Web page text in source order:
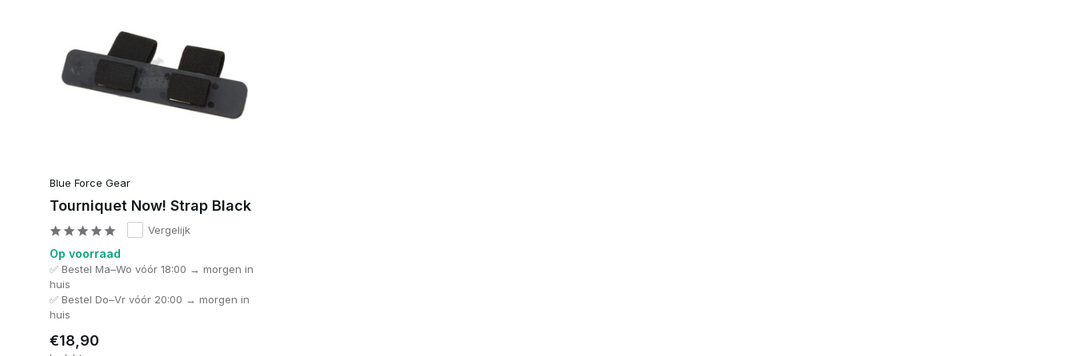
Blue Force Gear
Tourniquet Now! Strap Black
Vergelijk
Op voorraad
✅ Bestel Ma–Wo vóór 18:00 → morgen in
huis
✅ Bestel Do–Vr vóór 20:00 → morgen in
huis
€18,90